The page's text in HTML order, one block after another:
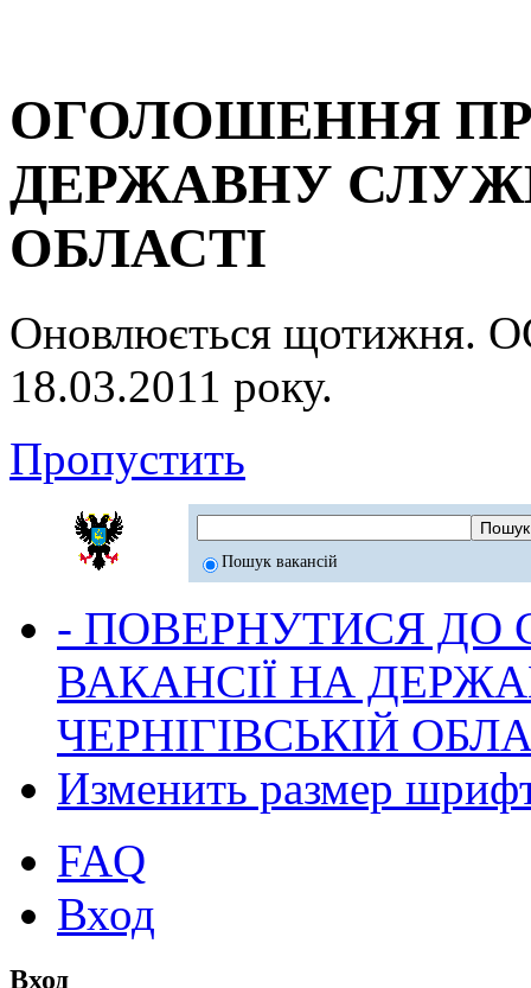
ОГОЛОШЕННЯ
ДЕРЖАВНУ
ОБЛАСТІ
Оновлюється
18.03.2011 року.
Пропустить
Пошук вакансій
- ПОВЕРНУТИСЯ ДО
ВАКАНСІЇ НА
ЧЕРНІГІВСЬКІЙ
Изменить размер
FAQ
Вход
Вход